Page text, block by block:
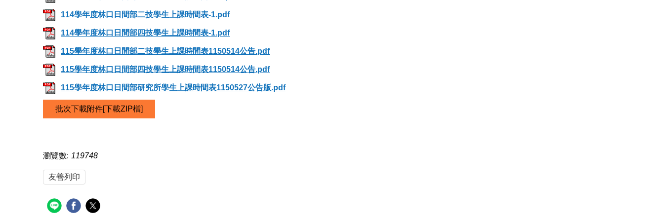
114學年度林口日間部二技學生上課時間表-1.pdf
114學年度林口日間部四技學生上課時間表-1.pdf
115學年度林口日間部二技學生上課時間表1150514公告.pdf
115學年度林口日間部四技學生上課時間表1150514公告.pdf
115學年度林口日間部研究所學生上課時間表1150527公告版.pdf
批次下載附件[下載ZIP檔]
瀏覽數: 119748
友善列印